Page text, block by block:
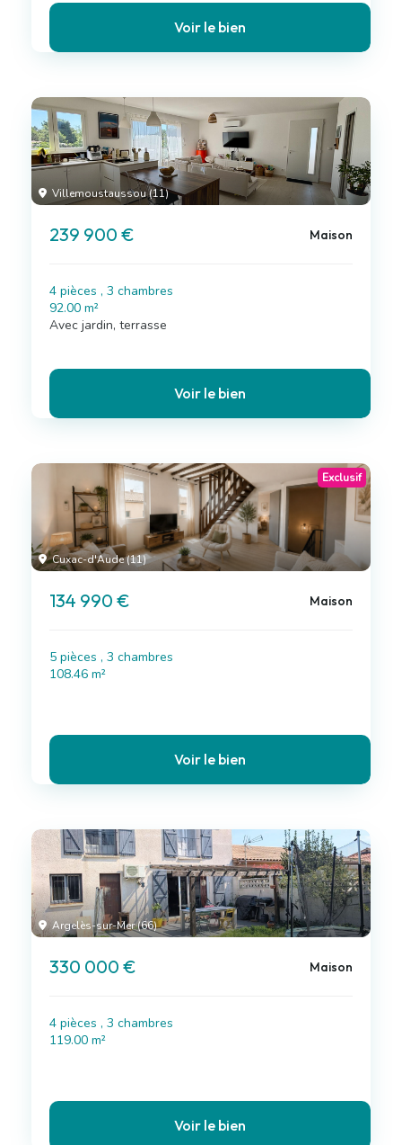
Voir le bien
Villemoustaussou (11)
239 900 € Maison
4 pièces , 3 chambres
92.00 m²
Avec jardin, terrasse
Voir le bien
Cuxac-d'Aude (11)
Exclusif
134 990 € Maison
5 pièces , 3 chambres
108.46 m²
Voir le bien
Argelès-sur-Mer (66)
330 000 € Maison
4 pièces , 3 chambres
119.00 m²
Voir le bien